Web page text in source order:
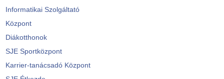
Informatikai Szolgáltató
Központ
Diákotthonok
SJE Sportközpont
Karrier-tanácsadó Központ